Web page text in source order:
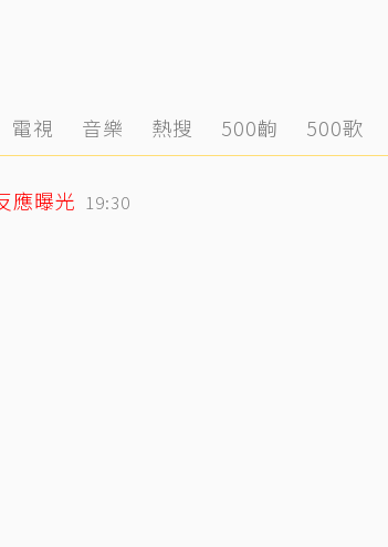
電視 音樂 熱搜 500齣 500歌
應曝光 19:30